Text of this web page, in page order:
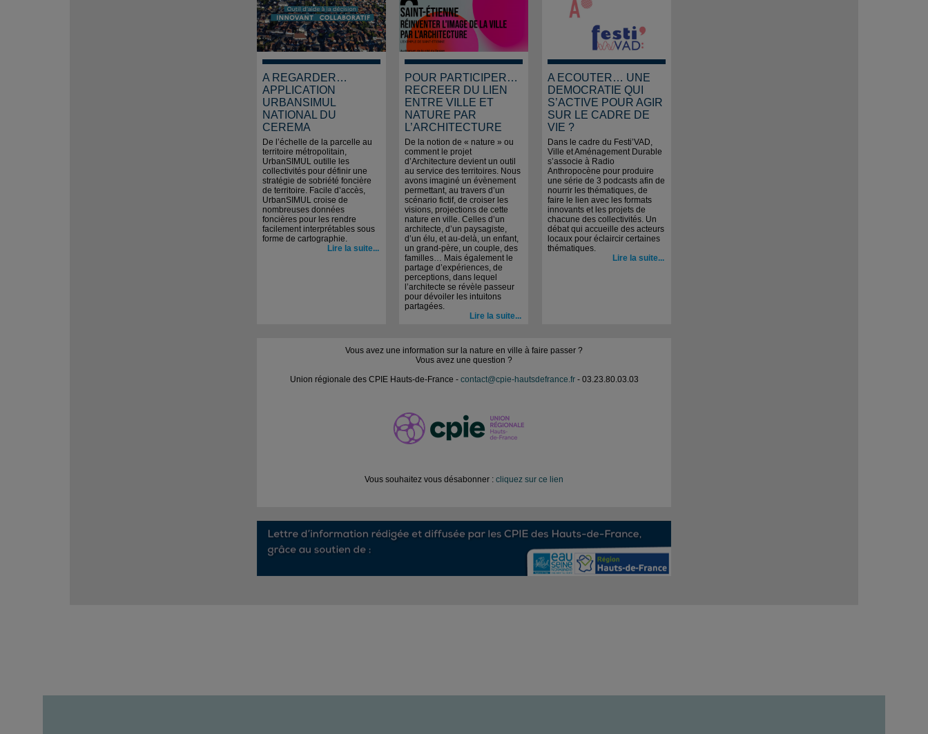
A REGARDER…
APPLICATION
URBANSIMUL
NATIONAL DU
CEREMA
De l’échelle de la parcelle au
territoire métropolitain,
UrbanSIMUL outille les
collectivités pour définir une
stratégie de sobriété foncière
de territoire. Facile d’accès,
UrbanSIMUL croise de
nombreuses données
foncières pour les rendre
facilement interprétables sous
forme de cartographie.
Lire la suite...
POUR PARTICIPER…
RECREER DU LIEN
ENTRE VILLE ET
NATURE PAR
L’ARCHITECTURE
De la notion de « nature » ou
comment le projet
d’Architecture devient un outil
au service des territoires. Nous
avons imaginé un évènement
permettant, au travers d’un
scénario fictif, de croiser les
visions, projections de cette
nature en ville. Celles d’un
architecte, d’un paysagiste,
d’un élu, et au-delà, un enfant,
un grand-père, un couple, des
familles… Mais également le
partage d’expériences, de
perceptions, dans lequel
l’architecte se révèle passeur
pour dévoiler les intuitons
partagées.
Lire la suite...
A ECOUTER… UNE
DEMOCRATIE QUI
S’ACTIVE POUR AGIR
SUR LE CADRE DE
VIE ?
Dans le cadre du Festi’VAD,
Ville et Aménagement Durable
s’associe à Radio
Anthropocène pour produire
une série de 3 podcasts afin de
nourrir les thématiques, de
faire le lien avec les formats
innovants et les projets de
chacune des collectivités. Un
débat qui accueille des acteurs
locaux pour éclaircir certaines
thématiques.
Lire la suite...
Vous avez une information sur la nature en ville à faire passer ?
Vous avez une question ?
Union régionale des CPIE Hauts-de-France - contact@cpie-hautsdefrance.fr- 03.23.80.03.03
Vous souhaitez vous désabonner : cliquez sur ce lien